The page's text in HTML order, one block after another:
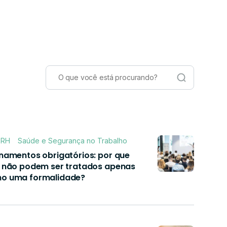
Altura,
gerenciar todas as ações
RH Saúde e Segurança no Trabalho
obrigatórios: por que
não podem ser tratados apenas
uma formalidade?